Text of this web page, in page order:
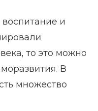
и
то это можно
В
множество